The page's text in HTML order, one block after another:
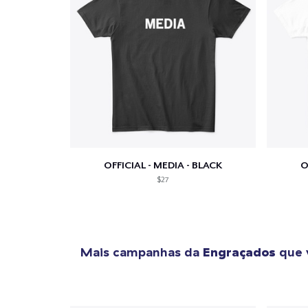
OFFICIAL - MEDIA - BLACK
$27
Mais campanhas da Engraçados que